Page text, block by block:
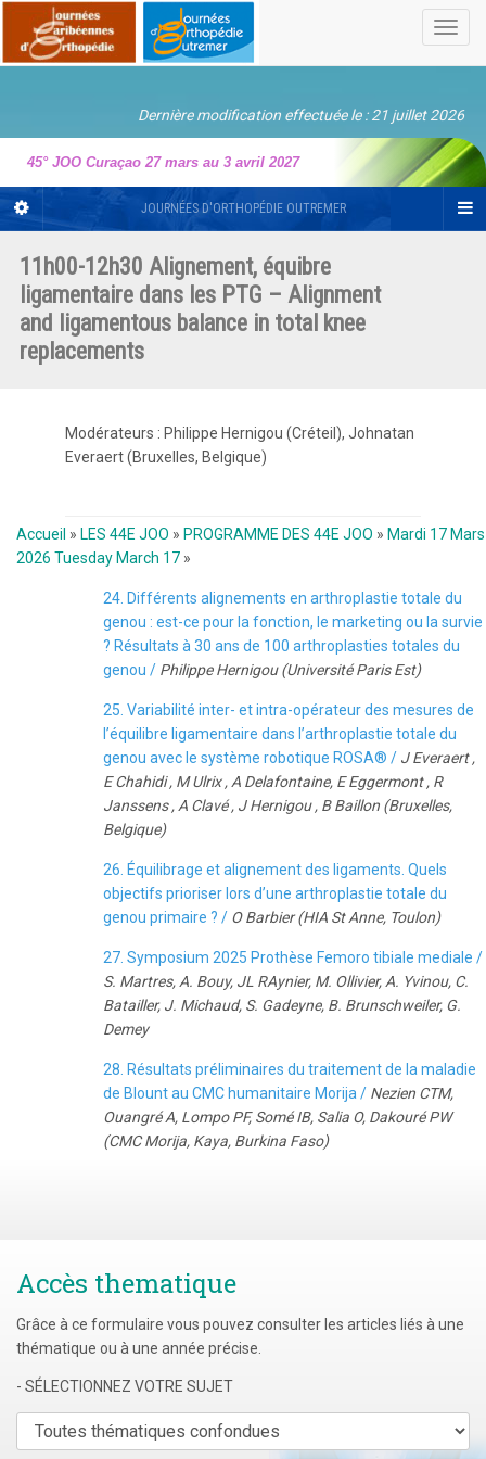
Dernière modification effectuée le : 21 juillet 2026
45° JOO Curaçao 27 mars au 3 avril 2027
JOURNÉES D'ORTHOPÉDIE OUTREMER
11h00-12h30 Alignement, équibre
ligamentaire dans les PTG – Alignment
and ligamentous balance in total knee
replacements
Modérateurs : Philippe Hernigou (Créteil), Johnatan
Everaert (Bruxelles, Belgique)
Accueil » LES 44E JOO » PROGRAMME DES 44E JOO » Mardi 17 Mars
2026 Tuesday March 17 »
24. Différents alignements en arthroplastie totale du
genou : est-ce pour la fonction, le marketing ou la survie
? Résultats à 30 ans de 100 arthroplasties totales du
genou / Philippe Hernigou (Université Paris Est)
25. Variabilité inter- et intra-opérateur des mesures de
l’équilibre ligamentaire dans l’arthroplastie totale du
genou avec le système robotique ROSA® / J Everaert ,
E Chahidi , M Ulrix , A Delafontaine, E Eggermont , R
Janssens , A Clavé , J Hernigou , B Baillon (Bruxelles,
Belgique)
26. Équilibrage et alignement des ligaments. Quels
objectifs prioriser lors d’une arthroplastie totale du
genou primaire ? / O Barbier (HIA St Anne, Toulon)
27. Symposium 2025 Prothèse Femoro tibiale mediale /
S. Martres, A. Bouy, JL RAynier, M. Ollivier, A. Yvinou, C.
Batailler, J. Michaud, S. Gadeyne, B. Brunschweiler, G.
Demey
28. Résultats préliminaires du traitement de la maladie
de Blount au CMC humanitaire Morija / Nezien CTM,
Ouangré A, Lompo PF, Somé IB, Salia O, Dakouré PW
(CMC Morija, Kaya, Burkina Faso)
Accès thematique
Grâce à ce formulaire vous pouvez consulter les articles liés à une
thématique ou à une année précise.
- SÉLECTIONNEZ VOTRE SUJET